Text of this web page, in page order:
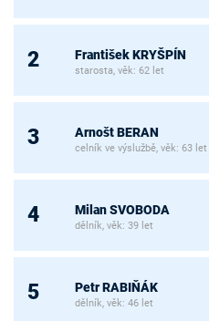
2 František KRYŠPÍN
starosta, věk: 62 let
3 Arnošt BERAN
celník ve výslužbě, věk: 63 let
4 Milan SVOBODA
dělník, věk: 39 let
5 Petr RABIŇÁK
dělník, věk: 46 let